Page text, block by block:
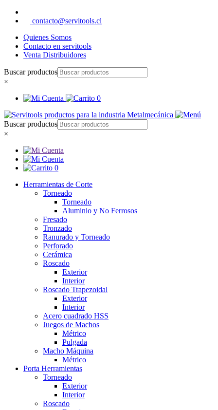
contacto@servitools.cl
Quienes Somos
Contacto en servitools
Venta Distribuidores
Buscar productos
×
0
Buscar productos
×
0
Herramientas de Corte
Torneado
Torneado
Aluminio y No Ferrosos
Fresado
Tronzado
Ranurado y Torneado
Perforado
Cerámica
Roscado
Exterior
Interior
Roscado Trapezoidal
Exterior
Interior
Acero cuadrado HSS
Juegos de Machos
Métrico
Pulgada
Macho Máquina
Métrico
Porta Herramientas
Torneado
Exterior
Interior
Roscado